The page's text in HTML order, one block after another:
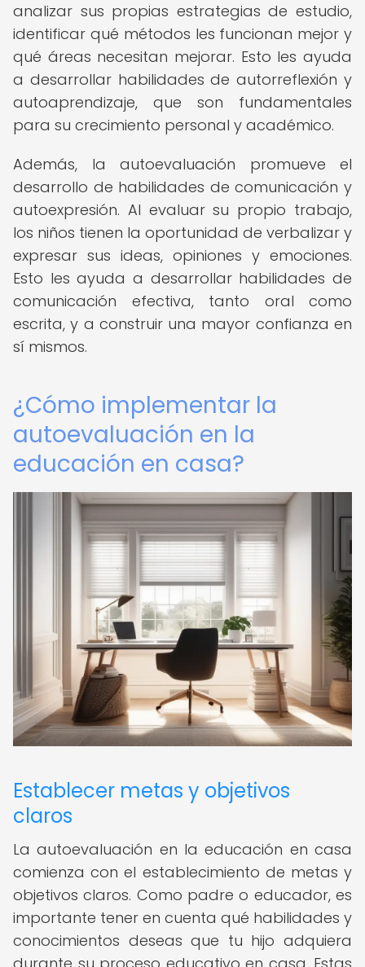
analizar sus propias estrategias de estudio,
identificar qué métodos les funcionan mejor y
qué áreas necesitan mejorar. Esto les ayuda
a desarrollar habilidades de autorreflexión y
autoaprendizaje, que son fundamentales
para su crecimiento personal y académico.
Además, la autoevaluación promueve el
desarrollo de habilidades de comunicación y
autoexpresión. Al evaluar su propio trabajo,
los niños tienen la oportunidad de verbalizar y
expresar sus ideas, opiniones y emociones.
Esto les ayuda a desarrollar habilidades de
comunicación efectiva, tanto oral como
escrita, y a construir una mayor confianza en
sí mismos.
¿Cómo implementar la
autoevaluación en la
educación en casa?
Establecer metas y objetivos
claros
La autoevaluación en la educación en casa
comienza con el establecimiento de metas y
objetivos claros. Como padre o educador, es
importante tener en cuenta qué habilidades y
conocimientos deseas que tu hijo adquiera